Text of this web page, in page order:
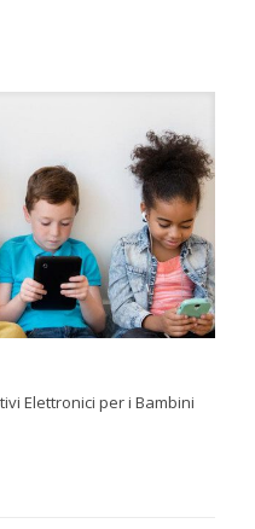
Elettronici per i Bambini